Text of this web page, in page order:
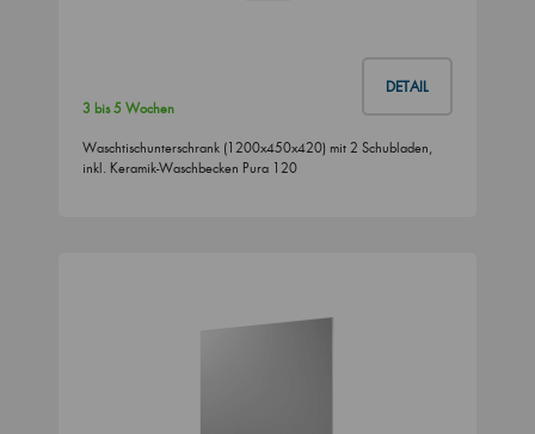
DETAIL
3 bis 5 Wochen
Waschtischunterschrank (1200x450x420) mit 2 Schubladen,
inkl. Keramik-Waschbecken Pura 120